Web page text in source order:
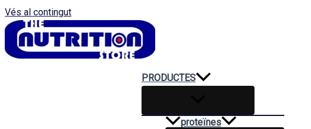
Vés al contingut
PRODUCTES
proteïnes